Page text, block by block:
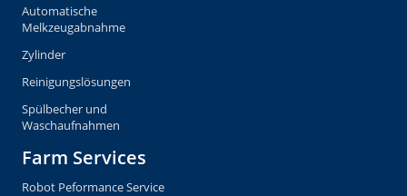
Automatische
Melkzeugabnahme
Zylinder
Reinigungslösungen
Spülbecher und
Waschaufnahmen
Farm Services
Robot Peformance Service